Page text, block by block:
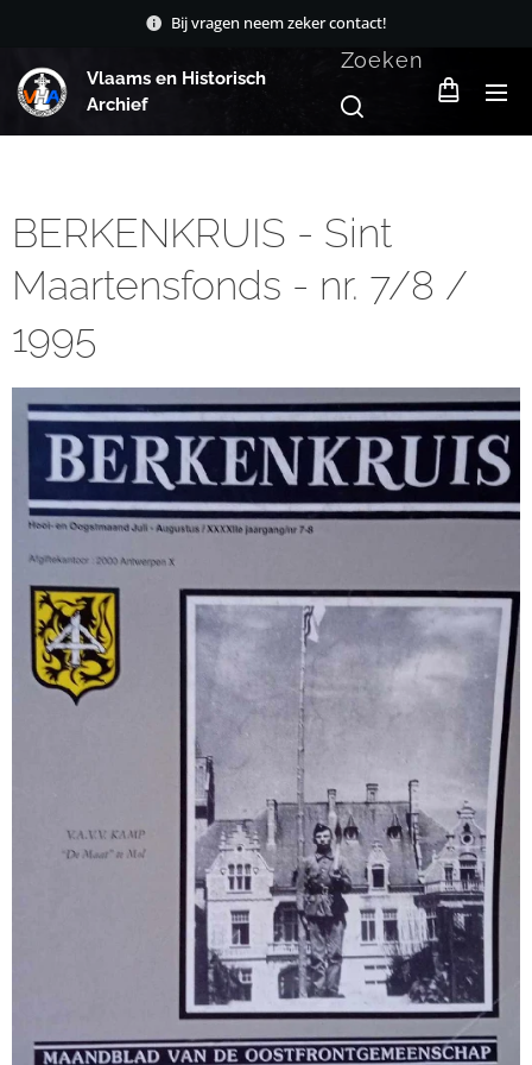
Bij vragen neem zeker contact!
Vlaams en Historisch
Archief
Zoeken
BERKENKRUIS - Sint
Maartensfonds - nr. 7/8 /
1995